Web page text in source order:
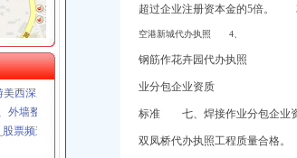
代理供应商|供应商标变更人名义变更重
七海【多图】_冲绳游记_途牛
西深度索旧金山洛杉矶?双城【多
外墙整、学术报告厅维修工程招
票频道_证券之星
怎么办?
方院供应商、南方院制造商
超过企业注册资本金的5倍。
3
空港新城代办执照 4、
钢筋作花卉园代办执照
业分包企业资质
标准 七、焊接作业分包企业
双凤桥代办执照工程质量合格。